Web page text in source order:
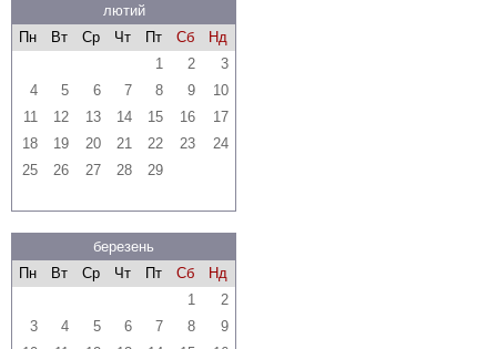
лютий
Пн
Вт Ср Чт Пт Сб
Нд
1
2
3
4
5 6 7 8 9
10
11
12 13 14 15 16
17
18
19 20 21 22 23
24
25
26 27 28 29
березень
Пн
Вт Ср Чт Пт Сб
Нд
1
2
3
4 5 6 7 8
9